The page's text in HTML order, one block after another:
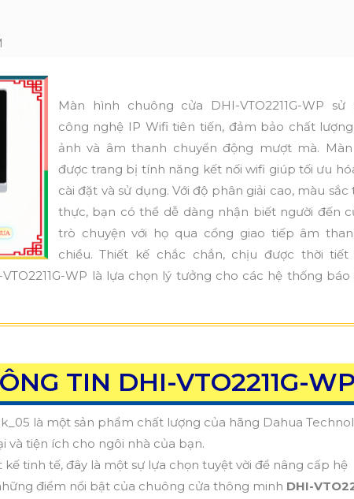
Màn hình chuông cửa DHI-VTO2211G-WP sử
công nghệ IP Wifi tiên tiến, đảm bảo chất
ảnh và âm thanh chuyển động mượt mà.
được trang bị tính năng kết nối wifi giúp tối ưu
cài đặt và sử dụng. Với độ phân giải cao, màu sắc
thực, bạn có thể dễ dàng nhận biết người đến
trò chuyện với họ qua cổng giao tiếp âm
chiều. Thiết kế chắc chắn, chịu được thời tiết
WP là lựa chọn lý tưởng cho các hệ thống báo
TIN DHI-VTO2211G-WP
là một sản phẩm chất lượng của hãng Dahua
và tiện ích cho ngôi nhà của bạn.
tinh tế, đây là một sự lựa chọn tuyệt vời để nâng cấp hệ
điểm nổi bật của chuông cửa thông minh DHI-